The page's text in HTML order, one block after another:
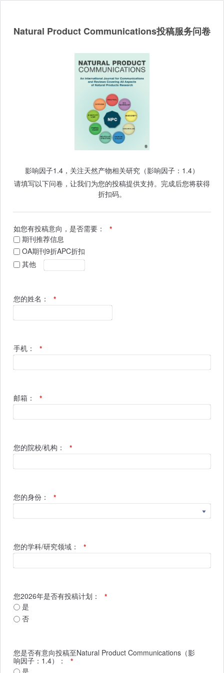
Natural Product Communications投稿服务问卷
影响因子1.4，关注天然产物相关研究（影响因子：1.4）
请填写以下问卷，让我们为您的投稿提供支持。完成后您将获得
折扣码。
如您有投稿意向，是否需要：
*
期刊推荐信息
OA期刊9折APC折扣
其他
您的姓名： *
手机： *
邮箱： *
您的院校/机构： *
您的身份： *
您的学科/研究领域： *
您2026年是否有投稿计划：
*
是
否
您是否有意向投稿至Natural Product Communications（影
响因子：1.4）：
*